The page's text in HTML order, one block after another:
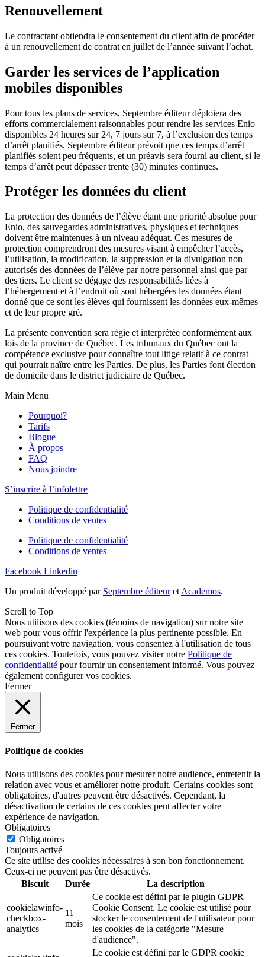
Renouvellement
Le contractant obtiendra le consentement du client afin de procéder
à un renouvellement de contrat en juillet de l’année suivant l’achat.
Garder les services de l’application
mobiles disponibles
Pour tous les plans de services, Septembre éditeur déploiera des
efforts commercialement raisonnables pour rendre les services Enio
disponibles 24 heures sur 24, 7 jours sur 7, à l’exclusion des temps
d’arrêt planifiés. Septembre éditeur prévoit que ces temps d’arrêt
planifiés soient peu fréquents, et un préavis sera fourni au client, si le
temps d’arrêt peut dépasser trente (30) minutes continues.
Protéger les données du client
La protection des données de l’élève étant une priorité absolue pour
Enio, des sauvegardes administratives, physiques et techniques
doivent être maintenues à un niveau adéquat. Ces mesures de
protection comprendront des mesures visant à empêcher l’accès,
l’utilisation, la modification, la suppression et la divulgation non
autorisés des données de l’élève par notre personnel ainsi que par
des tiers. Le client se dégage des responsabilités liées à
l’hébergement et à l’endroit où sont hébergées les données étant
donné que ce sont les élèves qui fournissent les données eux-mêmes
et de leur propre gré.
La présente convention sera régie et interprétée conformément aux
lois de la province de Québec. Les tribunaux du Québec ont la
compétence exclusive pour connaître tout litige relatif à ce contrat
qui pourrait naître entre les Parties. De plus, les Parties font élection
de domicile dans le district judiciaire de Québec.
Main Menu
Pourquoi?
Tarifs
Blogue
À propos
FAQ
Nous joindre
S’inscrire à l’infolettre
Politique de confidentialité
Conditions de ventes
Politique de confidentialité
Conditions de ventes
Facebook Linkedin
Un produit développé par Septembre éditeuret Academos.
Scroll to Top
Nous utilisons des cookies (témoins de navigation) sur notre site
web pour vous offrir l'expérience la plus pertinente possible. En
poursuivant votre navigation, vous consentez à l'utilisation de tous
ces cookies. Toutefois, vous pouvez visiter notre Politique de
confidentialité pour fournir un consentement informé. Vous pouvez
également configurervos cookies.
Fermer
Fermer
Politique de cookies
Nous utilisons des cookies pour mesurer notre audience, entretenir la
relation avec vous et améliorer notre produit. Certains cookies sont
obligatoires, d'autres peuvent être désactivés. Cependant, la
désactivation de certains de ces cookies peut affecter votre
expérience de navigation.
Obligatoires
Obligatoires
Toujours activé
Ce site utilise des cookies nécessaires à son bon fonctionnement.
Ceux-ci ne peuvent pas être désactivés.
Biscuit
Durée La description
cookielawinfo-
checkbox-
analytics
11
mois
Ce cookie est défini par le plugin GDPR
Cookie Consent. Le cookie est utilisé pour
stocker le consentement de l'utilisateur pour
les cookies de la catégorie "Mesure
d'audience".
Le cookie est défini par le GDPR cookie